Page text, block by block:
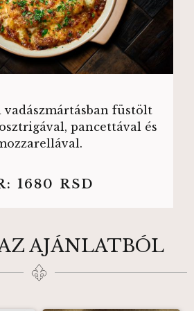
vadászmártásban füstölt
pancettával és
1680 RSD
AJÁNLATBÓL